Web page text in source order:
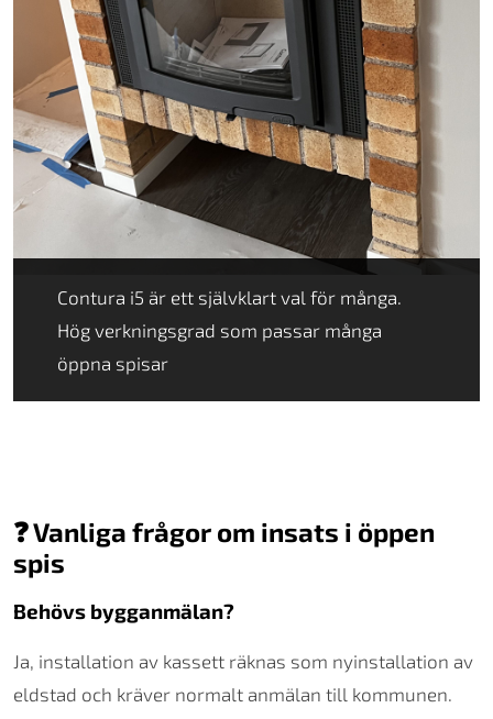
Contura i5 är ett självklart val för många.
Hög verkningsgrad som passar många
öppna spisar
❓ Vanliga frågor om insats i öppen
spis
Behövs bygganmälan?
Ja, installation av kassett räknas som nyinstallation av
eldstad och kräver normalt anmälan till kommunen.